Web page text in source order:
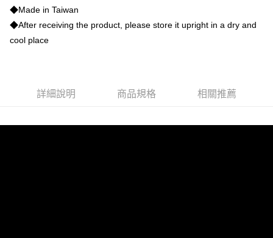
【繳款方式說明】
1.分期款項不併入電信帳單，「大哥付你分期」於每月結算日後寄送繳費提
醒簡訊。
2.透過簡訊連結打開帳單後，可選擇「超商條碼／台灣大直營門市／銀行轉
1.本服務係由「台灣大哥大股份有限公司」（以下簡稱本公司）所提供，讓
2.基於同意付款使用「大哥付你分期」之契約關係目的，商店將以您的個人
宅配
每筆NT$100，滿NT$3,000(含以上)免運費
◆Made in Taiwan
◆After receiving the product, please store it upright in a dry and
cool place
詳細說明 商品規格 相關推薦